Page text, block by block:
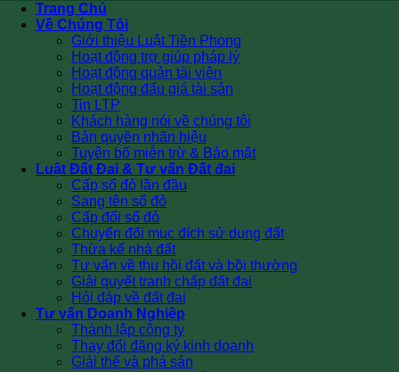
Trang Chủ
Về Chúng Tôi
Giới thiệu Luật Tiền Phong
Hoạt động trợ giúp pháp lý
Hoạt động quản tài viên
Hoạt động đấu giá tài sản
Tin LTP
Khách hàng nói về chúng tôi
Bản quyền nhãn hiệu
Tuyên bố miễn trừ & Bảo mật
Luật Đất Đai & Tư vấn Đất đai
Cấp sổ đỏ lần đầu
Sang tên sổ đỏ
Cấp đổi sổ đỏ
Chuyển đổi mục đích sử dụng đất
Thừa kế nhà đất
Tư vấn về thu hồi đất và bồi thường
Giải quyết tranh chấp đất đai
Hỏi đáp về đất đai
Tư vấn Doanh Nghiệp
Thành lập công ty
Thay đổi đăng ký kinh doanh
Giải thể và phá sản